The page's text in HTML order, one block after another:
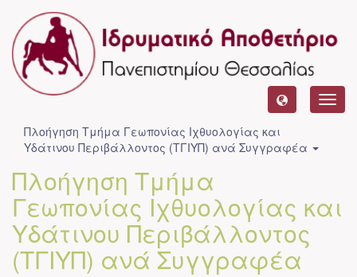
Πλοήγηση Τμήμα Γεωπονίας Ιχθυολογίας και
Υδάτινου Περιβάλλοντος (ΤΓΙΥΠ) ανά Συγγραφέα
Πλοήγηση Τμήμα
Γεωπονίας Ιχθυολογίας και
Υδάτινου Περιβάλλοντος
(ΤΓΙΥΠ) ανά Συγγραφέα